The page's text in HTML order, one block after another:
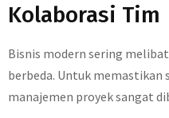
Kolaborasi Tim
Bisnis modern sering
berbeda. Untuk memastikan
manajemen proyek sangat